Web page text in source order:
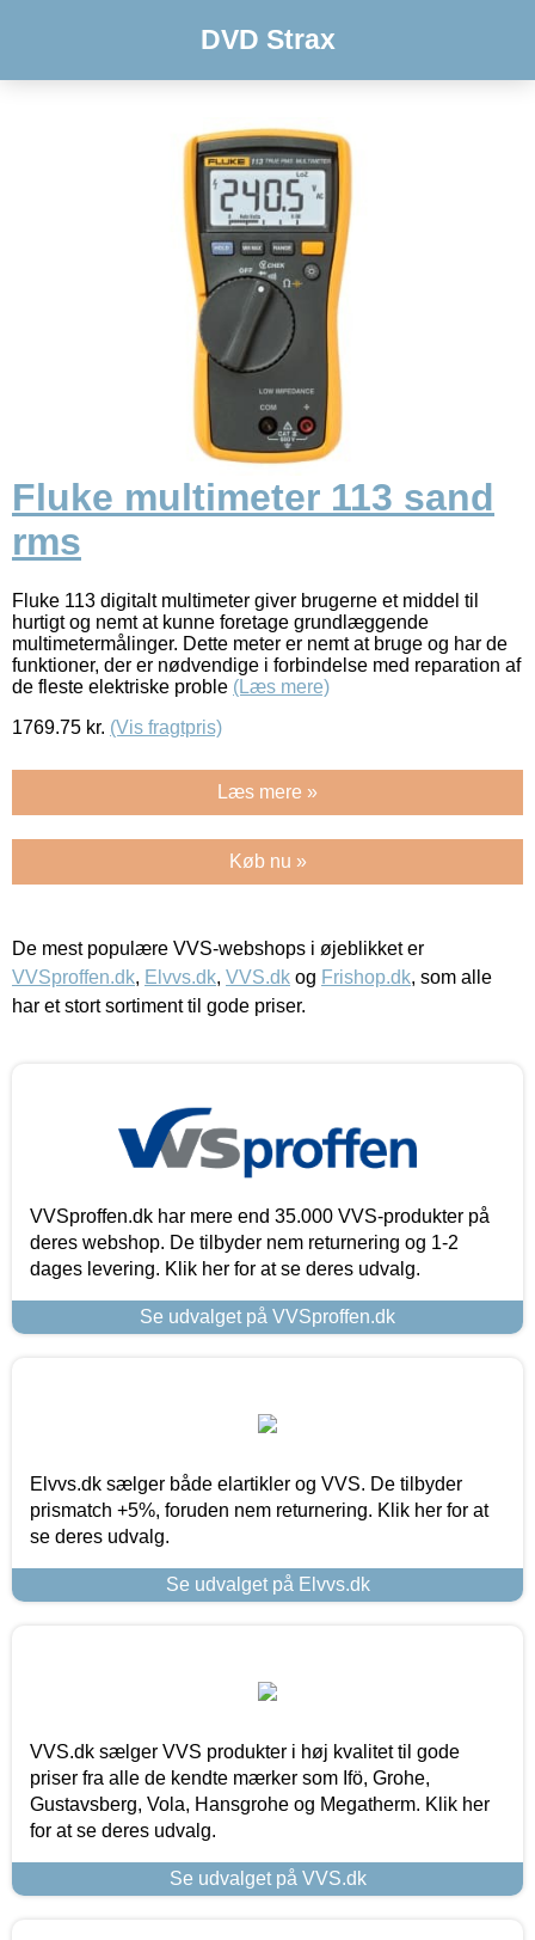
DVD Strax
Fluke multimeter 113 sand
rms
Fluke 113 digitalt multimeter giver brugerne et middel til
hurtigt og nemt at kunne foretage grundlæggende
multimetermålinger. Dette meter er nemt at bruge og har de
funktioner, der er nødvendige i forbindelse med reparation af
de fleste elektriske proble (Læs mere)
1769.75 kr. (Vis fragtpris)
Læs mere »
Køb nu »
De mest populære VVS-webshops i øjeblikket er
VVSproffen.dk, Elvvs.dk, VVS.dk og Frishop.dk, som alle
har et stort sortiment til gode priser.
VVSproffen.dk har mere end 35.000 VVS-produkter på
deres webshop. De tilbyder nem returnering og 1-2
dages levering. Klik her for at se deres udvalg.
Se udvalget på VVSproffen.dk
Elvvs.dk sælger både elartikler og VVS. De tilbyder
prismatch +5%, foruden nem returnering. Klik her for at
se deres udvalg.
Se udvalget på Elvvs.dk
VVS.dk sælger VVS produkter i høj kvalitet til gode
priser fra alle de kendte mærker som Ifö, Grohe,
Gustavsberg, Vola, Hansgrohe og Megatherm. Klik her
for at se deres udvalg.
Se udvalget på VVS.dk